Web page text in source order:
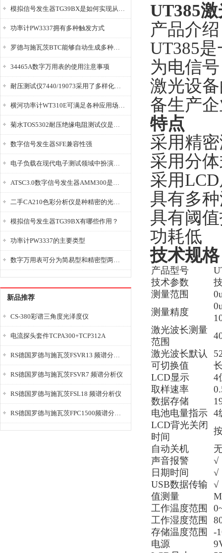
模拟信号发生器TG39BX是如何实现从直流到交流的波形转换?
功率计PW3337拥有多种触发方式
罗德与施瓦茨BTC能够自动生成多种音视频信号
34465A数字万用表的使用注意事项
耐压测试仪7440/19073采用了多样化的功能设计
横河功率计WT310E可满足各种应用场景的需求
菊水TOS5302耐压绝缘电阻测试仪是种重要的电气安全检测设备
数字信号发生器SFE兼容性强
电子负载在现代电子测试领域中扮演着重要的角色
ATSC3.0数字信号发生器AMM300是能够产生各种数字信号的电子设备
二手CA210色彩分析仪是种精密的光学测量仪器
模拟信号发生器TG39BX有哪些作用？
功率计PW3337的主要类型
数字万用表可分为简易型和精密型两大类
新品推荐
CS-380彩谱三角度光泽度仪
电流探头套件TCPA300+TCP312A
RS德国罗德与施瓦茨FSVR13 频谱分析仪
RS德国罗德与施瓦茨FSVR7 频谱分析仪
RS德国罗德与施瓦茨FSL18 频谱分析仪
RS德国罗德与施瓦茨FPC1500频谱分析仪
UT385
产品介
UT385
为电信
激光设
备生产
特点
采用精
采用分
采用
具有多
具有阈
功耗低
技术规格
产品型号
技术参数
测量范围
测量精度
激光波长测量
范围
激光波长默认
可切换值
LCD显示
4
取样速率
数据存储
电池电量指示 4
LCD背光关闭
时间
自动关机
声音报警
√
日期时间
√
USB数据传输
√
值测量
工作温度范围
工作湿度范围
存储温度范围
-
电源